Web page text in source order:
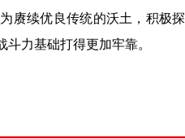
赓续优良传统的沃土，积极
力基础打得更加牢靠。